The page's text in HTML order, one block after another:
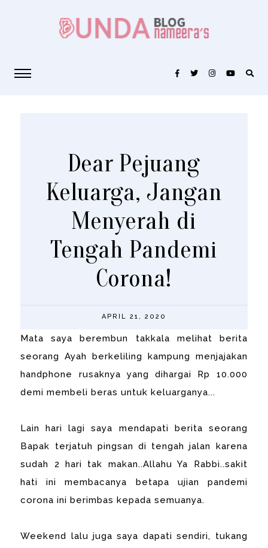
APRIL 21, 2020
Dear Pejuang
Keluarga, Jangan
Menyerah di
Tengah Pandemi
Corona!
Mata saya berembun takkala melihat berita
seorang Ayah berkeliling kampung menjajakan
handphone rusaknya yang dihargai Rp 10.000
demi membeli beras untuk keluarganya...
Lain hari lagi saya mendapati berita seorang
Bapak terjatuh pingsan di tengah jalan karena
sudah 2 hari tak makan..Allahu Ya Rabbi..sakit
hati ini membacanya betapa ujian pandemi
corona ini berimbas kepada semuanya.
Weekend lalu juga saya dapati sendiri, tukang